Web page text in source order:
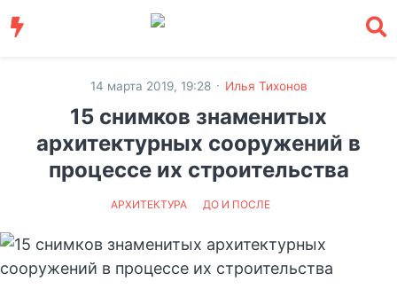
14 марта 2019, 19:28 · Илья Тихонов
15 снимков знаменитых
архитектурных сооружений в
процессе их строительства
АРХИТЕКТУРА ДО И ПОСЛЕ